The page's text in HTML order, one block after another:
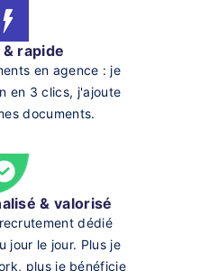
rapide
en agence : je
en 3 clics, j'ajoute
documents.
& valorisé
dédié
jour le jour. Plus je
plus je bénéficie